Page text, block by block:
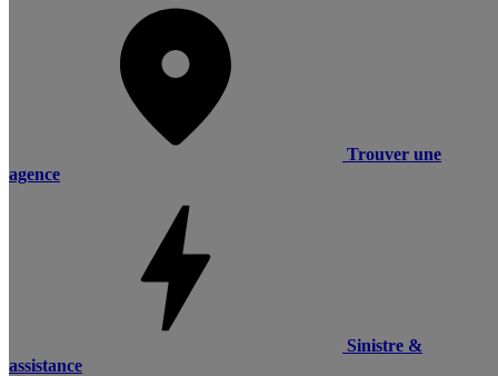
Trouver une
agence
Sinistre &
assistance